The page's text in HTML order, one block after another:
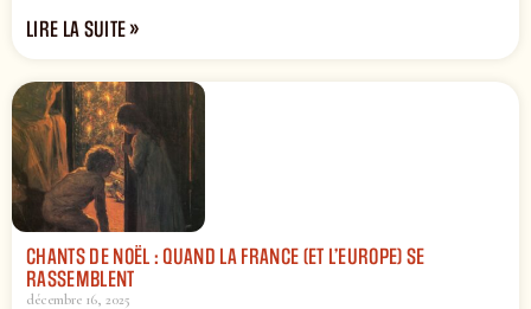
LIRE LA SUITE »
CHANTS DE NOËL : QUAND LA FRANCE (ET L’EUROPE) SE
RASSEMBLENT
décembre 16, 2025